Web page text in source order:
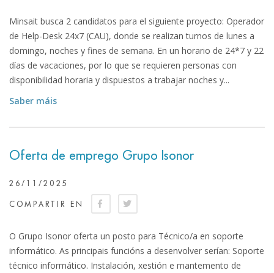
Minsait busca 2 candidatos para el siguiente proyecto: Operador
de Help-Desk 24x7 (CAU), donde se realizan turnos de lunes a
domingo, noches y fines de semana. En un horario de 24*7 y 22
días de vacaciones, por lo que se requieren personas con
disponibilidad horaria y dispuestos a trabajar noches y...
Saber máis
Oferta de emprego Grupo Isonor
26/11/2025
COMPARTIR EN
O Grupo Isonor oferta un posto para Técnico/a en soporte
informático. As principais funcións a desenvolver serían: Soporte
técnico informático. Instalación, xestión e mantemento de